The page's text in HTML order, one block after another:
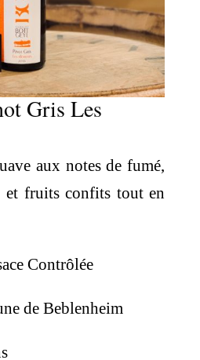
Gris Les
aux notes de fumé,
et fruits confits tout en
Contrôlée
de Beblenheim